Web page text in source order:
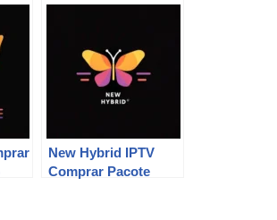
New Hybrid IPTV
Comprar Pacote